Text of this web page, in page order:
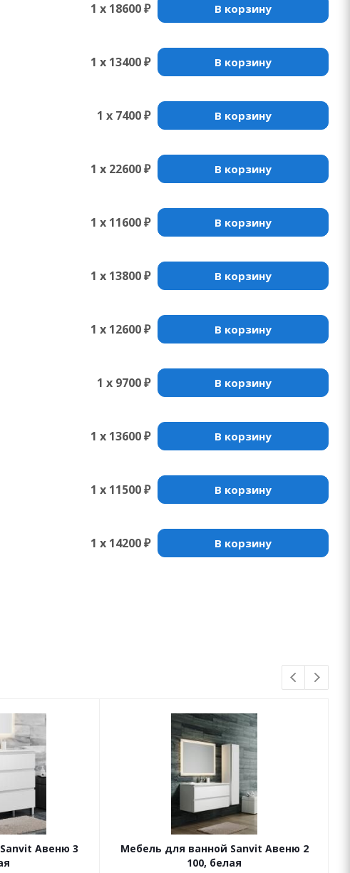
1 x 18600 ₽ В корзину
1 x 13400 ₽ В корзину
1 x 7400 ₽ В корзину
1 x 22600 ₽ В корзину
1 x 11600 ₽ В корзину
1 x 13800 ₽ В корзину
1 x 12600 ₽ В корзину
1 x 9700 ₽ В корзину
1 x 13600 ₽ В корзину
1 x 11500 ₽ В корзину
1 x 14200 ₽ В корзину
Авеню 3
Мебель для ванной Sanvit Авеню 2
100, белая